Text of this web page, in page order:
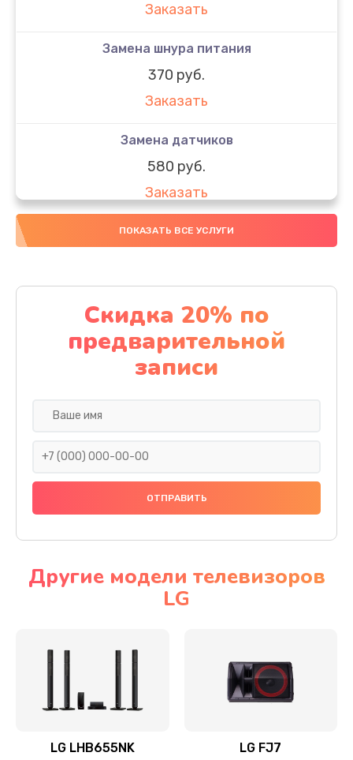
Заказать
Замена шнура питания
370 руб.
Заказать
Замена датчиков
580 руб.
Заказать
Комплексная чистка
Заказать
Замена дисплея (экрана)
2000 руб.
Заказать
Ремонт платы электроники
Прошивка
Ремонт механики привода
Ремонт / замена кнопок, клавиш, индикаторов,
ПОКАЗАТЬ ВСЕ УСЛУГИ
Скидка 20% по
предварительной
записи
Другие модели телевизоров
LG
LG LHB655NK LG FJ7